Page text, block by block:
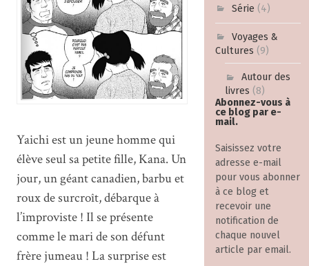
Série (4)
Voyages &
Cultures (9)
Autour des
livres (8)
Abonnez-vous à
ce blog par e-
mail.
Saisissez votre
adresse e-mail
pour vous abonner
à ce blog et
recevoir une
notification de
chaque nouvel
article par email.
Yaichi est un jeune homme qui
élève seul sa petite fille, Kana. Un
jour, un géant canadien, barbu et
roux de surcroît, débarque à
l’improviste ! Il se présente
comme le mari de son défunt
frère jumeau ! La surprise est